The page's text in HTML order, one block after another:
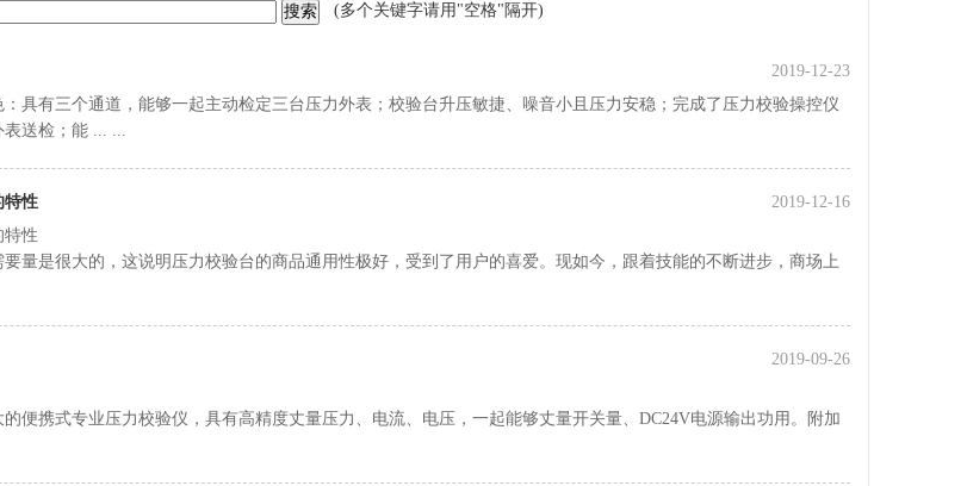
(多个关键字请用"空格"隔开)
2019-12-23
具有三个通道，能够一起主动检定三台压力外表；校验台升压敏捷、噪音小且压力安稳；完成了压力校验操控仪
送检；能 ... ...
2019-12-16
特性
特性
量是很大的，这说明压力校验台的商品通用性极好，受到了用户的喜爱。现如今，跟着技能的不断进步，商场上
2019-09-26
便携式专业压力校验仪，具有高精度丈量压力、电流、电压，一起能够丈量开关量、DC24V电源输出功用。附加